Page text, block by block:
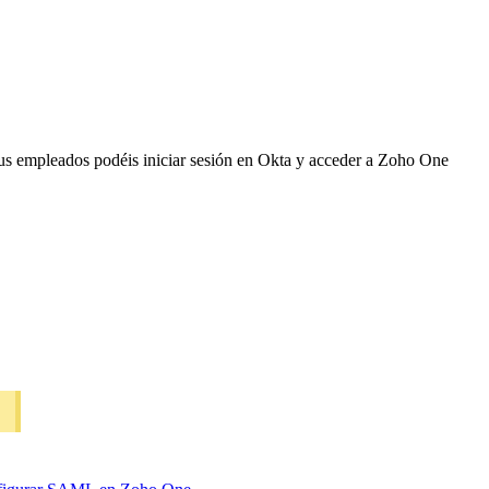
podéis iniciar sesión en Okta y acceder a Zoho One